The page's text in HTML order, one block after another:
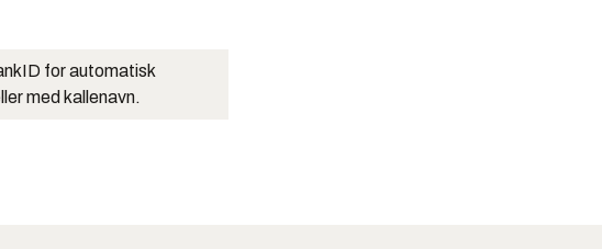
for automatisk
med kallenavn.